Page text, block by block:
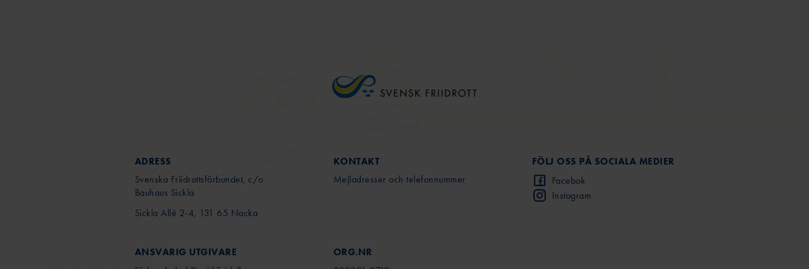
FÖLJ OSS PÅ SOCIALA MEDIER
Facebok
Instagram
ADRESS
Svenska Friidrottsförbundet, c/o
Bauhaus Sickla
Sickla Allé 2-4, 131 65 Nacka
KONTAKT
Mejladresser och telefonnummer
ANSVARIG UTGIVARE
ORG.NR